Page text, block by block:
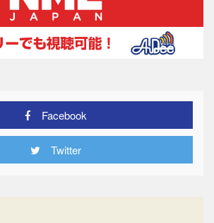
Facebook
Twitter